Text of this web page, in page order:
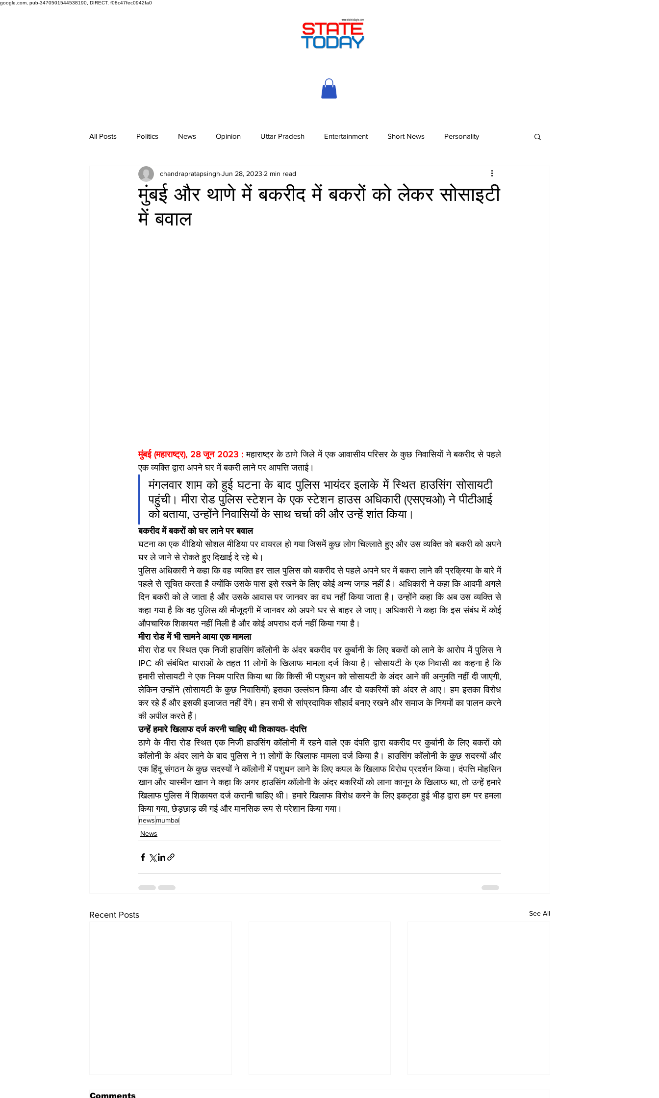
google.com, pub-3470501544538190, DIRECT, f08c47fec0942fa0
All Posts Politics News Opinion Uttar Pradesh Entertainment Short News Personality
मुंबई और थाणे में बकरीद में बकरों को लेकर सोसाइटी
में बवाल
chandrapratapsingh Jun 28, 2023 2 min read
मुंबई (महाराष्ट्र), 28 जून 2023 : महाराष्ट्र के ठाणे जिले में एक आवासीय परिसर के कुछ निवासियों ने बकरीद से पहले
एक व्यक्ति द्वारा अपने घर में बकरी लाने पर आपत्ति जताई।
मंगलवार शाम को हुई घटना के बाद पुलिस भायंदर इलाके में स्थित हाउसिंग सोसायटी
पहुंची। मीरा रोड पुलिस स्टेशन के एक स्टेशन हाउस अधिकारी (एसएचओ) ने पीटीआई
को बताया, उन्होंने निवासियों के साथ चर्चा की और उन्हें शांत किया।
बकरीद में बकरों को घर लाने पर बवाल
घटना का एक वीडियो सोशल मीडिया पर वायरल हो गया जिसमें कुछ लोग चिल्लाते हुए और उस व्यक्ति को बकरी को अपने
घर ले जाने से रोकते हुए दिखाई दे रहे थे।
पुलिस अधिकारी ने कहा कि वह व्यक्ति हर साल पुलिस को बकरीद से पहले अपने घर में बकरा लाने की प्रक्रिया के बारे में
पहले से सूचित करता है क्योंकि उसके पास इसे रखने के लिए कोई अन्य जगह नहीं है। अधिकारी ने कहा कि आदमी अगले
दिन बकरी को ले जाता है और उसके आवास पर जानवर का वध नहीं किया जाता है। उन्होंने कहा कि अब उस व्यक्ति से
कहा गया है कि वह पुलिस की मौजूदगी में जानवर को अपने घर से बाहर ले जाए। अधिकारी ने कहा कि इस संबंध में कोई
औपचारिक शिकायत नहीं मिली है और कोई अपराध दर्ज नहीं किया गया है।
मीरा रोड में भी सामने आया एक मामला
मीरा रोड पर स्थित एक निजी हाउसिंग कॉलोनी के अंदर बकरीद पर कुर्बानी के लिए बकरों को लाने के आरोप में पुलिस ने
IPC की संबंधित धाराओं के तहत 11 लोगों के खिलाफ मामला दर्ज किया है। सोसायटी के एक निवासी का कहना है कि
हमारी सोसायटी ने एक नियम पारित किया था कि किसी भी पशुधन को सोसायटी के अंदर आने की अनुमति नहीं दी जाएगी,
लेकिन उन्होंने (सोसायटी के कुछ निवासियों) इसका उल्लंघन किया और दो बकरियों को अंदर ले आए। हम इसका विरोध
कर रहे हैं और इसकी इजाजत नहीं देंगे। हम सभी से सांप्रदायिक सौहार्द बनाए रखने और समाज के नियमों का पालन करने
की अपील करते हैं।
उन्हें हमारे खिलाफ दर्ज करनी चाहिए थी शिकायत- दंपत्ति
ठाणे के मीरा रोड स्थित एक निजी हाउसिंग कॉलोनी में रहने वाले एक दंपति द्वारा बकरीद पर कुर्बानी के लिए बकरों को
कॉलोनी के अंदर लाने के बाद पुलिस ने 11 लोगों के खिलाफ मामला दर्ज किया है। हाउसिंग कॉलोनी के कुछ सदस्यों और
एक हिंदू संगठन के कुछ सदस्यों ने कॉलोनी में पशुधन लाने के लिए कपल के खिलाफ विरोध प्रदर्शन किया। दंपत्ति मोहसिन
खान और यास्मीन खान ने कहा कि अगर हाउसिंग कॉलोनी के अंदर बकरियों को लाना कानून के खिलाफ था, तो उन्हें हमारे
खिलाफ पुलिस में शिकायत दर्ज करानी चाहिए थी। हमारे खिलाफ विरोध करने के लिए इकट्ठा हुई भीड़ द्वारा हम पर हमला
किया गया, छेड़छाड़ की गई और मानसिक रूप से परेशान किया गया।
news mumbai
News
Recent Posts See All
Comments